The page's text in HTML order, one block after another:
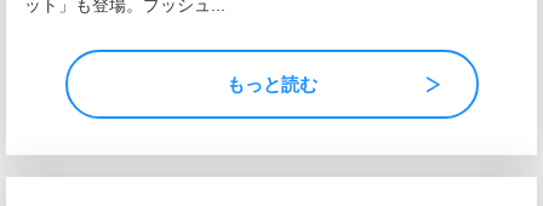
ット」も登場。プッシュ...
もっと読む